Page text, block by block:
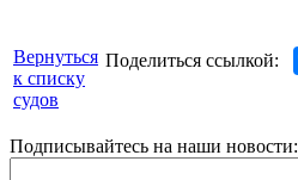
Поделиться ссылкой:
Вернуться
к списку
судов
Подписывайтесь на наши новости: